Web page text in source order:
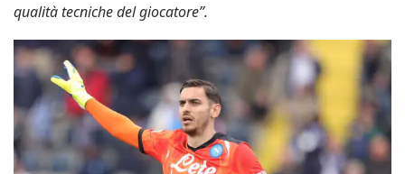
qualità tecniche del giocatore”.